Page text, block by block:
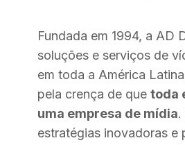
Fundada em 1994, a AD
soluções e serviços de
em toda a América
pela crença de que toda
uma empresa de mídia.
estratégias inovadoras e